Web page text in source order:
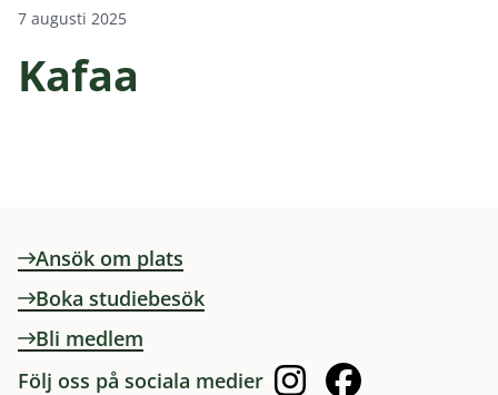
7 augusti 2025
Kafaa
Ansök om plats
Boka studiebesök
Bli medlem
Följ oss på sociala medier